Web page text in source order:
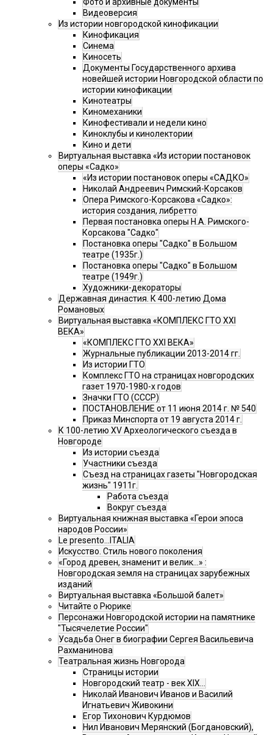
Фото и архивные документы
Видеоверсия
Из истории новгородской кинофикации
Кинофикация
Синема
Киносеть
Документы Государственного архива
новейшей истории Новгородской области по
истории кинофикации
Кинотеатры
Киномеханики
Кинофестивали и недели кино
Киноклубы и кинолектории
Кино и дети
Виртуальная выставка «Из истории постановок
оперы «Садко»
«Из истории постановок оперы «САДКО»
Николай Андреевич Римский-Корсаков
Опера Римского-Корсакова «Садко»:
история создания, либретто
Первая постановка оперы Н.А. Римского-
Корсакова "Садко"
Постановка оперы "Садко" в Большом
театре (1935г.)
Постановка оперы "Садко" в Большом
театре (1949г.)
Художники-декораторы
Державная династия. К 400-летию Дома
Романовых
Виртуальная выставка «КОМПЛЕКС ГТО XXI
ВЕКА»
«КОМПЛЕКС ГТО XXI ВЕКА»
Журнальные публикации 2013-2014 гг.
Из истории ГТО
Комплекс ГТО на страницах новгородских
газет 1970-1980-х годов
Значки ГТО (СССР)
ПОСТАНОВЛЕНИЕ от 11 июня 2014 г. № 540
Приказ Минспорта от 19 августа 2014 г.
К 100-летию XV Археологического съезда в
Новгороде
Из истории съезда
Участники съезда
Cъезд на страницах газеты "Новгородская
жизнь" 1911г.
Работа съезда
Вокруг съезда
Виртуальная книжная выставка «Герои эпоса
народов России»
Le presento...ITALIA
Искусство. Стиль нового поколения
«Город древен, знаменит и велик…» :
Новгородская земля на страницах зарубежных
изданий
Виртуальная выставка «Большой балет»
Читайте о Рюрике
Персонажи Новгородской истории на памятнике
"Тысячелетие России"
Усадьба Онег в биографии Сергея Васильевича
Рахманинова
Театральная жизнь Новгорода
Страницы истории
Новгородский театр - век XIX…
Николай Иванович Иванов и Василий
Игнатьевич Живокини
Егор Тихонович Курдюмов
Нил Иванович Мерянский (Богдановский),